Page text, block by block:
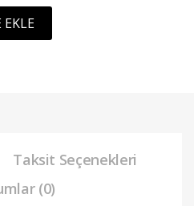
EKLE
Taksit Seçenekleri
(0)